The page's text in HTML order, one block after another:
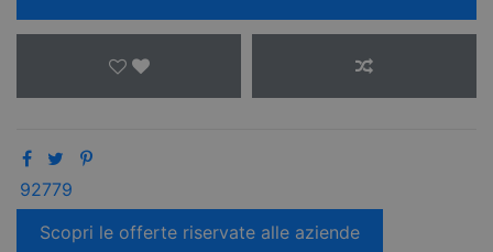
92779
Scopri le offerte riservate alle aziende